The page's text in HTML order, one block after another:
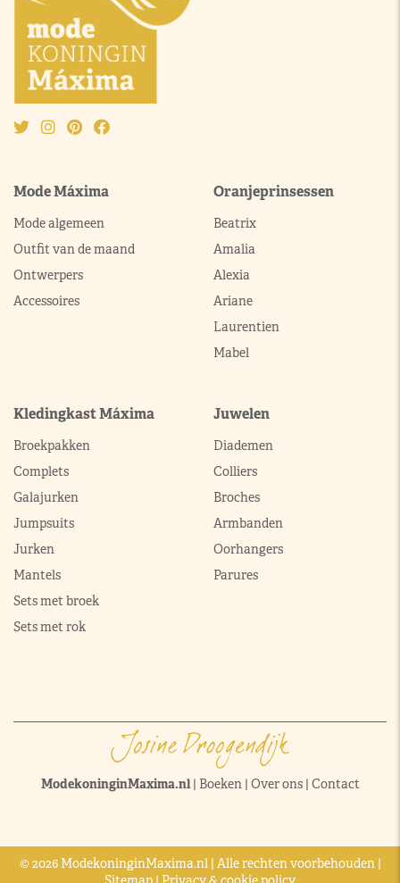
Mode Máxima
Mode algemeen
Outfit van de maand
Ontwerpers
Accessoires
Oranjeprinsessen
Beatrix
Amalia
Alexia
Ariane
Laurentien
Mabel
Kledingkast Máxima
Broekpakken
Complets
Galajurken
Jumpsuits
Jurken
Mantels
Sets met broek
Sets met rok
Juwelen
Diademen
Colliers
Broches
Armbanden
Oorhangers
Parures
ModekoninginMaxima.nl| Boeken| Over ons| Contact
© 2026 ModekoninginMaxima.nl | Alle rechten voorbehouden |